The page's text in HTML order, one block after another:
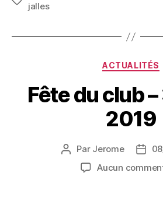
jalles
ACTUALITÉS
Fête du club
2019
Par Jerome
Aucun